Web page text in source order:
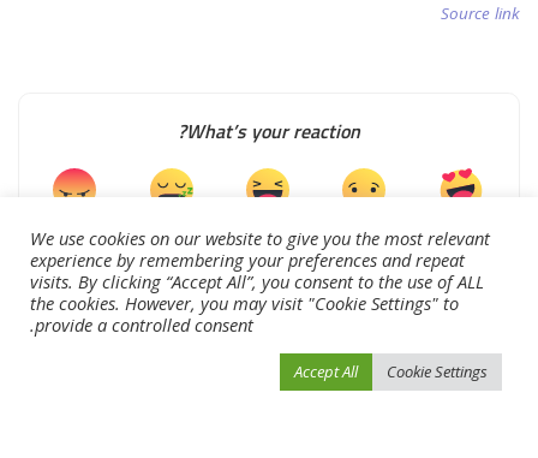
Source link
What’s your reaction?
0
0
0
0
0
0
We use cookies on our website to give you the most relevant
experience by remembering your preferences and repeat
visits. By clicking “Accept All”, you consent to the use of ALL
the cookies. However, you may visit "Cookie Settings" to
provide a controlled consent.
Cookie Settings
Accept All